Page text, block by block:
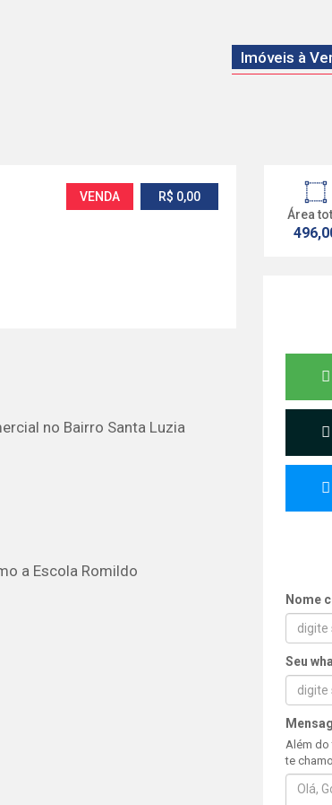
Imóveis à
VENDA R$ 0,00
no Bairro Santa Luzia
a Escola Romildo
Área
Nome
Seu
Além do
te